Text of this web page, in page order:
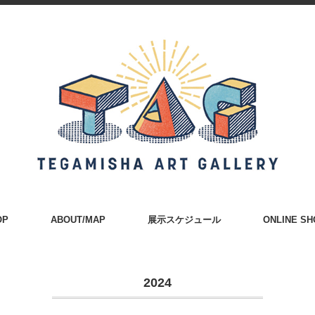
ABOUT/MAP 展示スケジュール ONLINE
2024